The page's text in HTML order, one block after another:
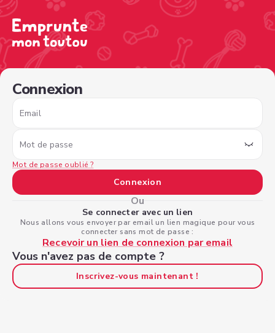
Connexion
Email
Mot de passe
Mot de passe oublié ?
Connexion
Ou
Se connecter avec un lien
Nous allons vous envoyer par email un lien magique pour vous
connecter sans mot de passe :
Recevoir un lien de connexion par email
Vous n'avez pas de compte ?
Inscrivez-vous maintenant !
/sign-in?nextPage=%2Fview-profile%2F6b004e8e-17a3-